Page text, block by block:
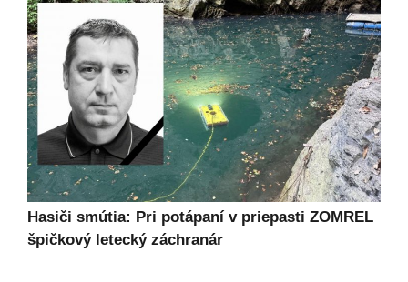
Hasiči smútia: Pri potápaní v priepasti ZOMREL
špičkový letecký záchranár